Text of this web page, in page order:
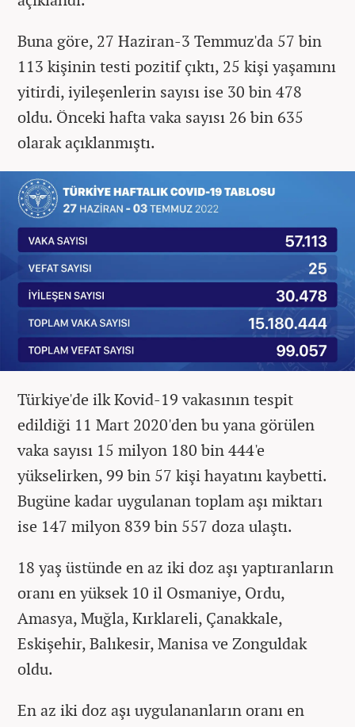
Buna göre, 27 Haziran-3 Temmuz'da 57 bin
113 kişinin testi pozitif çıktı, 25 kişi yaşamını
yitirdi, iyileşenlerin sayısı ise 30 bin 478
oldu. Önceki hafta vaka sayısı 26 bin 635
olarak açıklanmıştı.
Türkiye'de ilk Kovid-19 vakasının tespit
edildiği 11 Mart 2020'den bu yana görülen
vaka sayısı 15 milyon 180 bin 444'e
yükselirken, 99 bin 57 kişi hayatını kaybetti.
Bugüne kadar uygulanan toplam aşı miktarı
ise 147 milyon 839 bin 557 doza ulaştı.
18 yaş üstünde en az iki doz aşı yaptıranların
oranı en yüksek 10 il Osmaniye, Ordu,
Amasya, Muğla, Kırklareli, Çanakkale,
Eskişehir, Balıkesir, Manisa ve Zonguldak
oldu.
En az iki doz aşı uygulananların oranı en